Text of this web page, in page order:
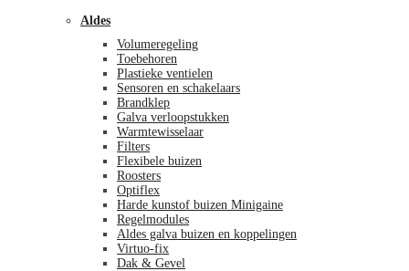
Aldes
Volumeregeling
Toebehoren
Plastieke ventielen
Sensoren en schakelaars
Brandklep
Galva verloopstukken
Warmtewisselaar
Filters
Flexibele buizen
Roosters
Optiflex
Harde kunstof buizen Minigaine
Regelmodules
Aldes galva buizen en koppelingen
Virtuo-fix
Dak & Gevel